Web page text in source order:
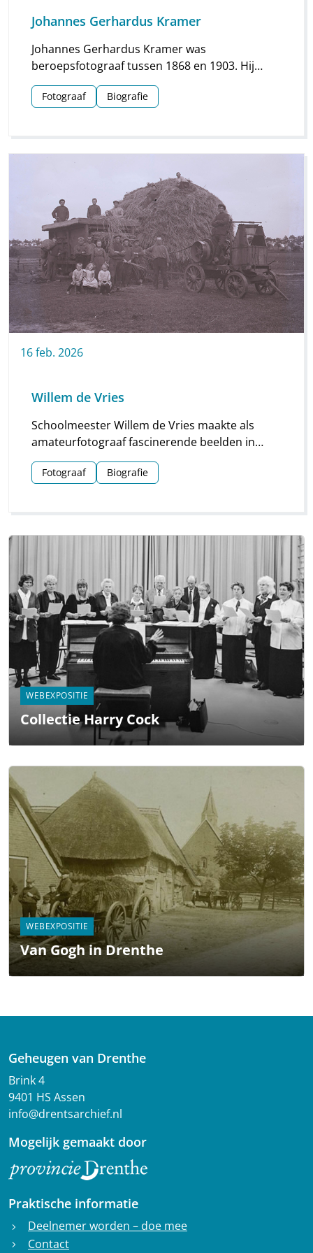
Johannes Gerhardus Kramer
Johannes Gerhardus Kramer was
beroepsfotograaf tussen 1868 en 1903. Hij
maakte vooral foto’s in Groningen, maar hij
streek ook meermaals neer in Drenthe. Vooral
Fotograaf Biografie
16feb. 2026
Willem de Vries
Schoolmeester Willem de Vries maakte als
amateurfotograaf fascinerende beelden in
Linde en omgeving. Groepsfoto’s van
schoolkinderen, portretten en beelden van
Fotograaf Biografie
WEBEXPOSITIE
Collectie Harry Cock
WEBEXPOSITIE
Van Gogh in Drenthe
Geheugen van Drenthe
Brink 4
9401 HS Assen
info@drentsarchief.nl
Mogelijk gemaakt door
Praktische informatie
chevron_right Deelnemer worden – doe mee
chevron_right Contact